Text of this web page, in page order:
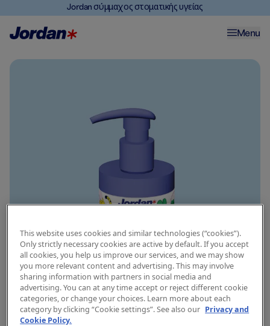
Jordan σύμμαχος στοματικής υγείας
Menu
This website uses cookies and similar technologies (“cookies”).
Only strictly necessary cookies are active by default. If you accept
all cookies, you help us improve our services, and we may show
you more relevant content and advertising. This may involve
sharing information with partners in social media and
advertising. You can at any time accept or reject different cookie
categories, or change your choices. Learn more about each
category by clicking “Cookie settings”. See also our Privacy and
Cookie Policy.